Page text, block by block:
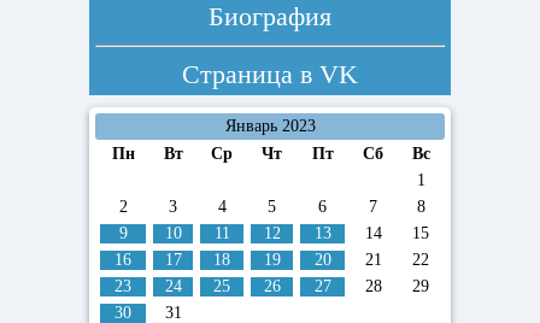
Биография
Страница в VK
Январь 2023
Пн
Вт Ср Чт Пт Сб
Вс
1
2
3 4 5 6 7
8
9
10 11 12 13 14
15
16
17 18 19 20 21
22
23
24 25 26 27 28
29
30
31